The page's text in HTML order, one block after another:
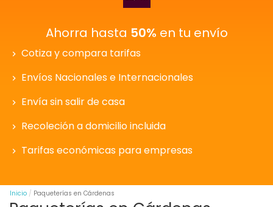
Ahorra hasta 50% en tu envío
Cotiza y compara tarifas
Envíos Nacionales e Internacionales
Envía sin salir de casa
Recoleción a domicilio incluida
Tarifas económicas para empresas
Inicio Paqueterías en Cárdenas